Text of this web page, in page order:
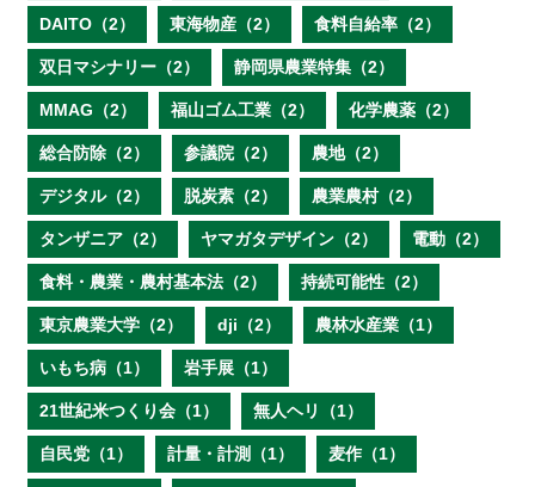
DAITO（2） 東海物産（2） 食料自給率（2）
双日マシナリー（2） 静岡県農業特集（2）
MMAG（2） 福山ゴム工業（2） 化学農薬（2）
総合防除（2） 参議院（2） 農地（2）
デジタル（2） 脱炭素（2） 農業農村（2）
タンザニア（2） ヤマガタデザイン（2） 電動（2）
食料・農業・農村基本法（2） 持続可能性（2）
東京農業大学（2） dji（2） 農林水産業（1）
いもち病（1） 岩手展（1）
21世紀米つくり会（1） 無人ヘリ（1）
自民党（1） 計量・計測（1） 麦作（1）